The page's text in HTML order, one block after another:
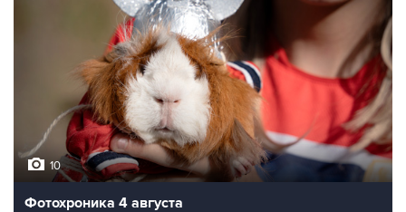
10
Фотохроника 4 августа